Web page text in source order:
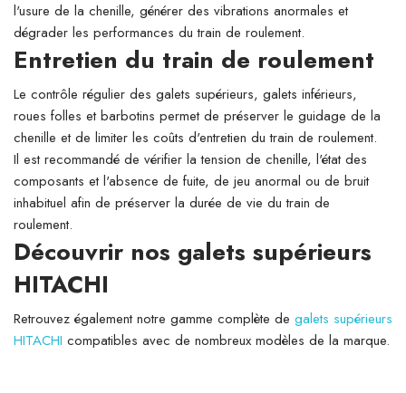
l'usure de la chenille, générer des vibrations anormales et
dégrader les performances du train de roulement.
Entretien du train de roulement
Le contrôle régulier des galets supérieurs, galets inférieurs,
roues folles et barbotins permet de préserver le guidage de la
chenille et de limiter les coûts d'entretien du train de roulement.
Il est recommandé de vérifier la tension de chenille, l'état des
composants et l'absence de fuite, de jeu anormal ou de bruit
inhabituel afin de préserver la durée de vie du train de
roulement.
Découvrir nos galets supérieurs
HITACHI
Retrouvez également notre gamme complète de galets supérieurs
HITACHI compatibles avec de nombreux modèles de la marque.